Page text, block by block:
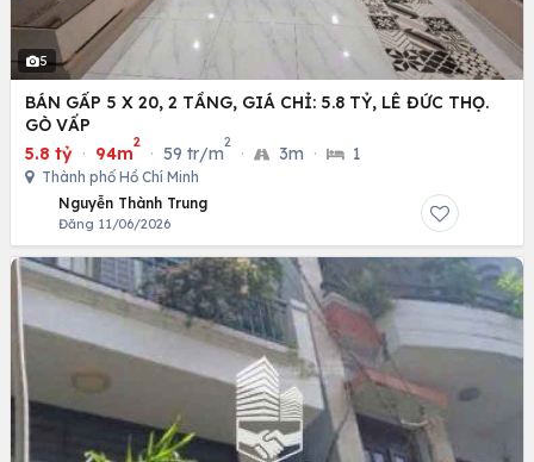
5
BÁN GẤP 5 X 20, 2 TẦNG, GIÁ CHỈ: 5.8 TỶ, LÊ ĐỨC THỌ.
GÒ VẤP
5.8 tỷ · 94m
2
· 59 tr/m
2
· 3m · 1
Thành phố Hồ Chí Minh
Nguyễn Thành Trung
Đăng 11/06/2026